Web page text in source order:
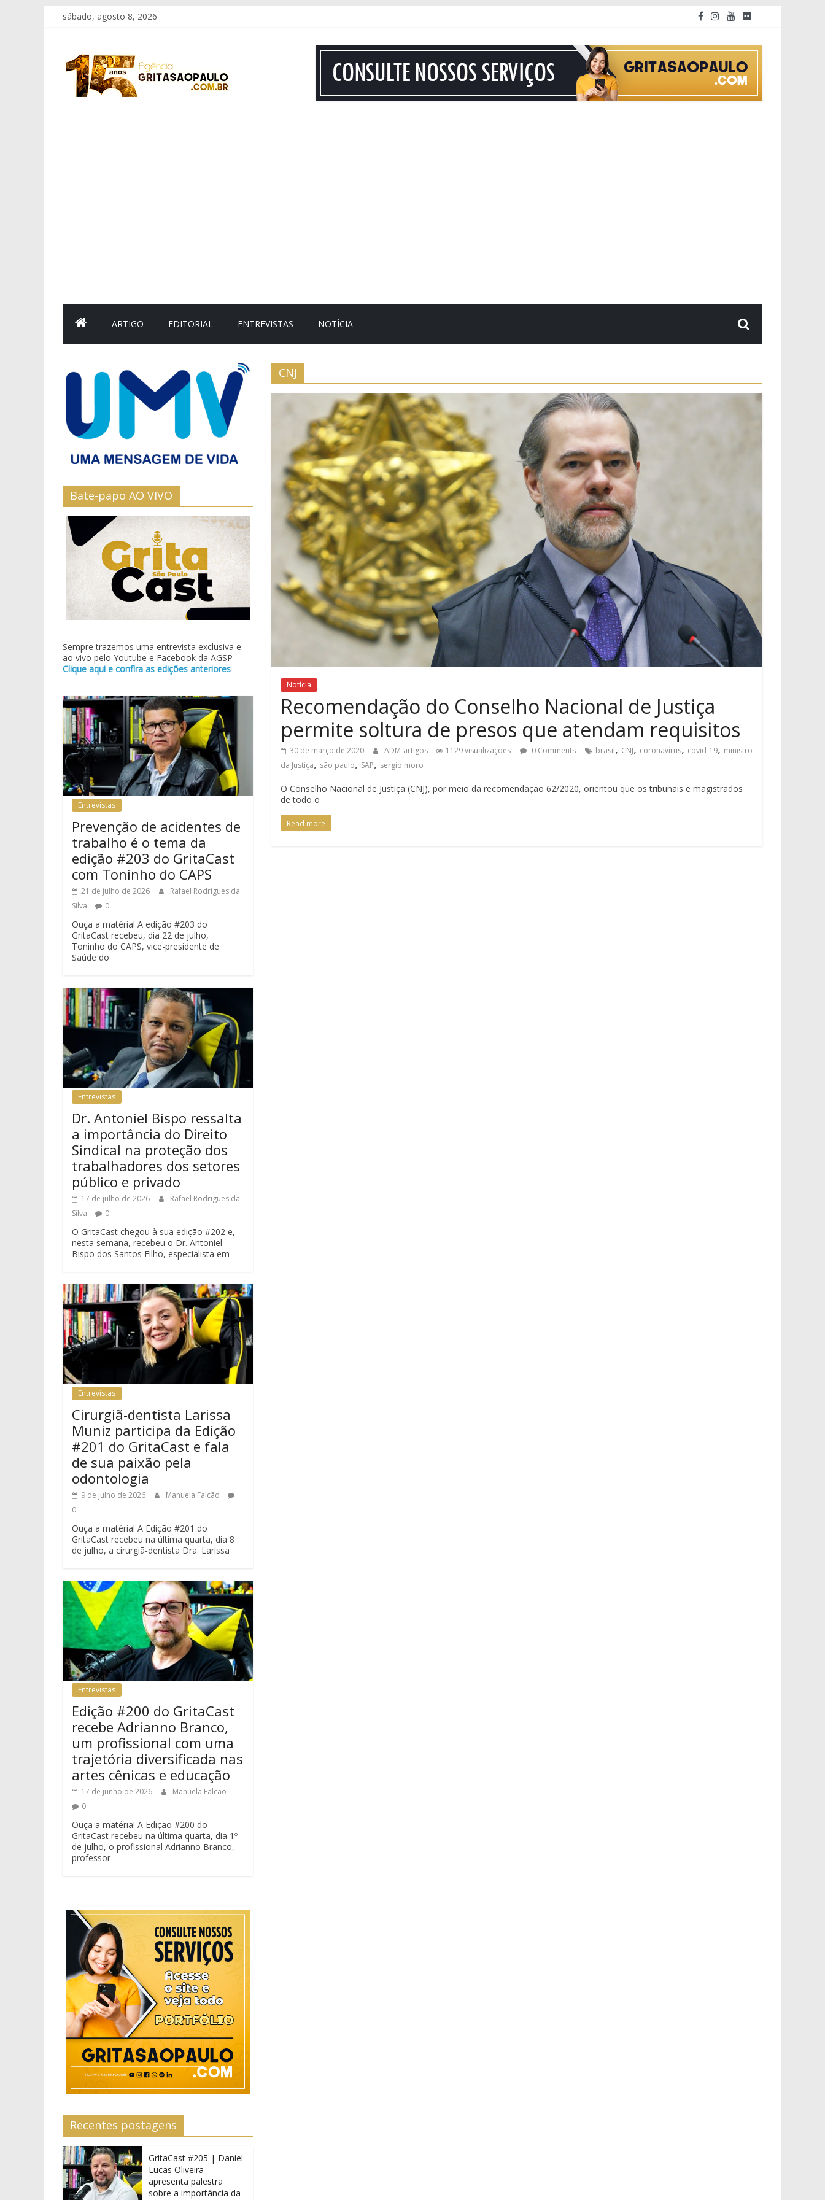
Pular
conteúdo
sábado, agosto 8, 2026
Grita
São
ARTIGO EDITORIAL ENTREVISTAS NOTÍCIA
CNJ
Notícia
Recomendação do Conselho Nacional de Justiça
permite soltura de presos que atendam requisitos
30 de março de 2020 ADM-artigos 1129 visualizações 0 Comments brasil, CNJ, coronavírus, covid-19, ministro
da Justiça, são paulo, SAP, sergio moro
O Conselho Nacional de Justiça (CNJ), por meio da recomendação 62/2020, orientou que os tribunais e magistrados
de todo o
Read more
Bate-papo AO VIVO
Sempre trazemos uma entrevista exclusiva e
ao vivo pelo Youtube e Facebook da AGSP –
Clique aqui e confira as edições anteriores
Entrevistas
Prevenção de acidentes de
trabalho é o tema da
edição #203 do GritaCast
com Toninho do CAPS
21 de julho de 2026
Rafael Rodrigues da
Silva
0
Ouça a matéria! A edição #203 do
GritaCast recebeu, dia 22 de julho,
Toninho do CAPS, vice-presidente de
Saúde do
Entrevistas
Dr. Antoniel Bispo ressalta
a importância do Direito
Sindical na proteção dos
trabalhadores dos setores
público e privado
17 de julho de 2026
Rafael Rodrigues da
Silva
0
O GritaCast chegou à sua edição #202 e,
nesta semana, recebeu o Dr. Antoniel
Bispo dos Santos Filho, especialista em
Entrevistas
Cirurgiã-dentista Larissa
Muniz participa da Edição
#201 do GritaCast e fala
de sua paixão pela
odontologia
9 de julho de 2026
Manuela Falcão
0
Ouça a matéria! A Edição #201 do
GritaCast recebeu na última quarta, dia 8
de julho, a cirurgiã-dentista Dra. Larissa
Entrevistas
Edição #200 do GritaCast
recebe Adrianno Branco,
um profissional com uma
trajetória diversificada nas
artes cênicas e educação
17 de junho de 2026
Manuela Falcão
0
Ouça a matéria! A Edição #200 do
GritaCast recebeu na última quarta, dia 1º
de julho, o profissional Adrianno Branco,
professor
Recentes postagens
GritaCast #205 | Daniel
Lucas Oliveira
apresenta palestra
sobre a importância da